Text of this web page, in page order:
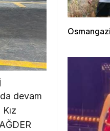
devam